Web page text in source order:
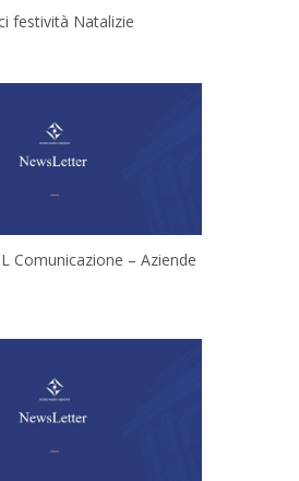
festività Natalizie
Comunicazione – Aziende